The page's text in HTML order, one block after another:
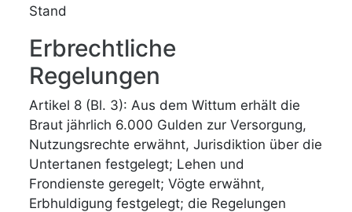
Stand
Erbrechtliche
Regelungen
Artikel 8 (Bl. 3): Aus dem Wittum erhält die
Braut jährlich 6.000 Gulden zur Versorgung,
Nutzungsrechte erwähnt, Jurisdiktion über die
Untertanen festgelegt; Lehen und
Frondienste geregelt; Vögte erwähnt,
Erbhuldigung festgelegt; die Regelungen